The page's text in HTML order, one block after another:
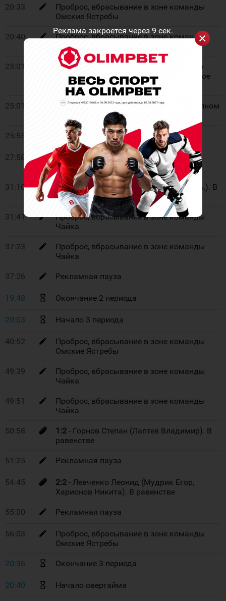
Реклама закроется через 8 сек.
20:33
Проброс, вбрасывание в зоне команды
Омские Ястребы
20:40
Проброс, вбрасывание в зоне команды
Омские Ястребы
23:01
Удаление. Омские Ястребы. 45 Кривко
Александр. 2 мин. Незаконное и опасное
снаряжение
25:01
Команда Омские Ястребы играет в полном
25:55 Рекламная пауза
27:58 1:0- Черночуб Павел (Малов Денис,
Моружов Даниил). В равенстве
31:10 1:1- Мельников Ян (Скворцов Сергей А.). В
равенстве
31:41
Проброс, вбрасывание в зоне команды
Чайка
37:23
Проброс, вбрасывание в зоне команды
Чайка
37:26 Рекламная пауза
19:48 Окончание 2 периода
20:03 Начало 3 периода
40:52
Проброс, вбрасывание в зоне команды
Омские Ястребы
49:39
Проброс, вбрасывание в зоне команды
Чайка
49:51
Проброс, вбрасывание в зоне команды
Чайка
50:58 1:2 - Горнов Степан (Лаптев Владимир). В
равенстве
51:25 Рекламная пауза
54:45 2:2 - Левченко Леонид (Мудрик Егор,
Харионов Никита). В равенстве
55:00 Рекламная пауза
56:03
Проброс, вбрасывание в зоне команды
Омские Ястребы
20:36 Окончание 3 периода
20:40 Начало овертайма